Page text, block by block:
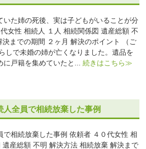
いた姉の死後、実は子どもがいることが分
女性 相続人 １人 相続関係図 遺産総額 不
までの期間 ２ヶ月 解決のポイント （ご
しで未婚の姉が亡くなりました。遺品を
戸籍を集めていたと...
続きはこちら≫
人全員で相続放棄した事例
で相続放棄した事例 依頼者 ４０代女性 相
産総額 不明 解決方法 相続放棄 解決まで